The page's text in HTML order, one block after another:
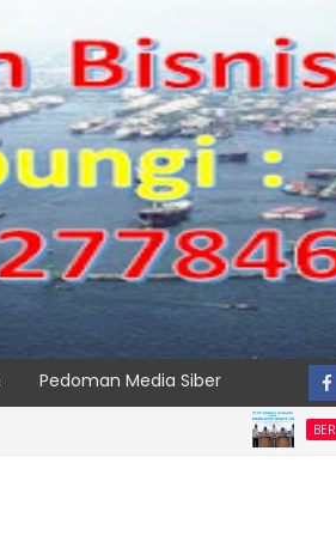
Pedoman Media Siber
BERITA UTAMA